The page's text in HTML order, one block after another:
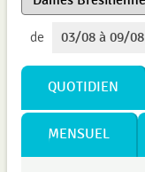
AIDE
PASSEPORT
JOUER
de 03/08 à 09/08
QUOTIDIEN
MENSUEL